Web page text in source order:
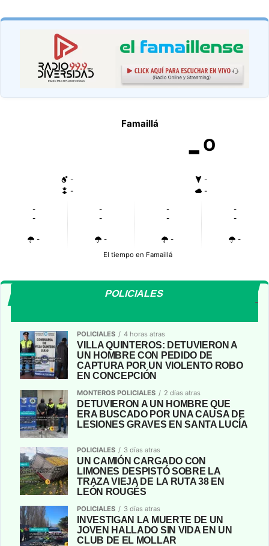
Famaillá
-º
-
-
-
-
-
-
-
-
-
-
-
-
-
-
-
-
El tiempo en Famaillá
POLICIALES
POLICIALES 4 horas atras
VILLA QUINTEROS: DETUVIERON A
UN HOMBRE CON PEDIDO DE
CAPTURA POR UN VIOLENTO ROBO
EN CONCEPCIÓN
MONTEROS POLICIALES 2 días atras
DETUVIERON A UN HOMBRE QUE
ERA BUSCADO POR UNA CAUSA DE
LESIONES GRAVES EN SANTA LUCÍA
POLICIALES 3 días atras
UN CAMIÓN CARGADO CON
LIMONES DESPISTÓ SOBRE LA
TRAZA VIEJA DE LA RUTA 38 EN
LEÓN ROUGÉS
POLICIALES 3 días atras
INVESTIGAN LA MUERTE DE UN
JOVEN HALLADO SIN VIDA EN UN
CLUB DE EL MOLLAR